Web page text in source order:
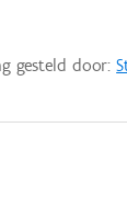
gesteld door: